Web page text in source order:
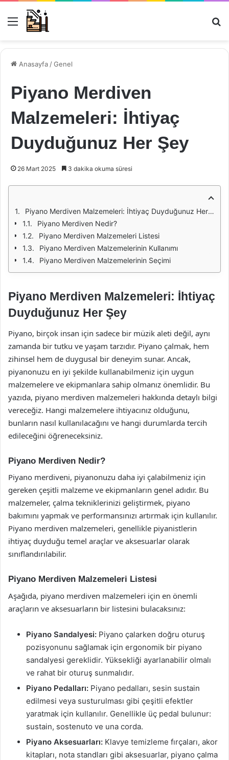
Menü
Anasayfa /Genel
Piyano Merdiven
Malzemeleri: İhtiyaç
Duyduğunuz Her Şey
26 Mart 2025 3 dakika okuma süresi
Piyano Merdiven Malzemeleri: İhtiyaç Duyduğunuz Her Şey
Piyano Merdiven Nedir?
Piyano Merdiven Malzemeleri Listesi
Piyano Merdiven Malzemelerinin Kullanımı
Piyano Merdiven Malzemelerinin Seçimi
Piyano Merdiven Malzemeleri: İhtiyaç
Duyduğunuz Her Şey
Piyano, birçok insan için sadece bir müzik aleti değil, aynı
zamanda bir tutku ve yaşam tarzıdır. Piyano çalmak, hem
zihinsel hem de duygusal bir deneyim sunar. Ancak,
piyanonuzu en iyi şekilde kullanabilmeniz için uygun
malzemelere ve ekipmanlara sahip olmanız önemlidir. Bu
yazıda, piyano merdiven malzemeleri hakkında detaylı bilgi
vereceğiz. Hangi malzemelere ihtiyacınız olduğunu,
bunların nasıl kullanılacağını ve hangi durumlarda tercih
edileceğini öğreneceksiniz.
Piyano Merdiven Nedir?
Piyano merdiveni, piyanonuzu daha iyi çalabilmeniz için
gereken çeşitli malzeme ve ekipmanların genel adıdır. Bu
malzemeler, çalma tekniklerinizi geliştirmek, piyano
bakımını yapmak ve performansınızı artırmak için kullanılır.
Piyano merdiven malzemeleri, genellikle piyanistlerin
ihtiyaç duyduğu temel araçlar ve aksesuarlar olarak
sınıflandırılabilir.
Piyano Merdiven Malzemeleri Listesi
Aşağıda, piyano merdiven malzemeleri için en önemli
araçların ve aksesuarların bir listesini bulacaksınız:
Piyano Sandalyesi: Piyano çalarken doğru oturuş
pozisyonunu sağlamak için ergonomik bir piyano
sandalyesi gereklidir. Yüksekliği ayarlanabilir olmalı
ve rahat bir oturuş sunmalıdır.
Piyano Pedalları: Piyano pedalları, sesin sustain
edilmesi veya susturulması gibi çeşitli efektler
yaratmak için kullanılır. Genellikle üç pedal bulunur:
sustain, sostenuto ve una corda.
Piyano Aksesuarları: Klavye temizleme fırçaları, akor
kitapları, nota standları gibi aksesuarlar, piyano çalma